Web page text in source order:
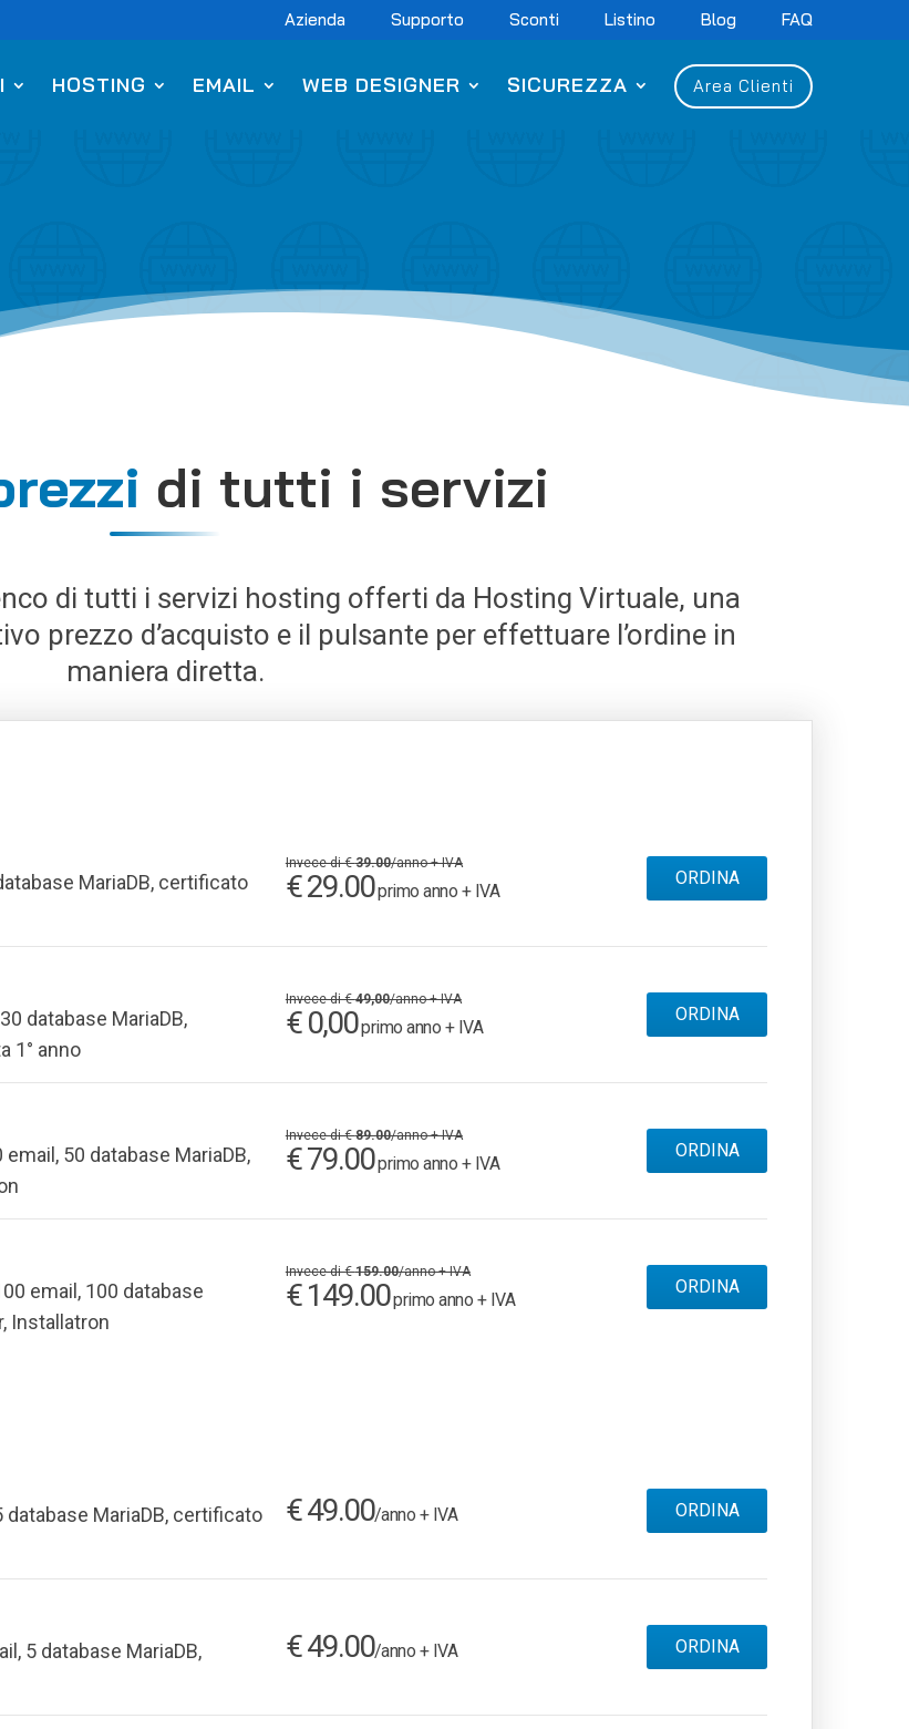
Azienda Supporto Sconti Listino Blog FAQ
HOSTING EMAIL WEB DESIGNER SICUREZZA Area Clienti
di tutti i servizi
di tutti i servizi hosting offerti da Hosting Virtuale, una
prezzo d’acquisto e il pulsante per effettuare l’ordine in
maniera diretta.
MariaDB, certificato
Invece di €39.00/anno + IVA
€ 29.00primo anno + IVA
ORDINA
database MariaDB,
1° anno
Invece di €49,00/anno + IVA
€ 0,00primo anno + IVA
ORDINA
50 database MariaDB,
Invece di €89.00/anno + IVA
€ 79.00primo anno + IVA
ORDINA
email, 100 database
Installatron
Invece di €159.00/anno + IVA
€ 149.00primo anno + IVA
ORDINA
database MariaDB, certificato
€ 49.00/anno + IVA ORDINA
5 database MariaDB,
€ 49.00/anno + IVA ORDINA